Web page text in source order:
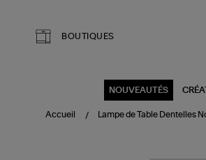
BOUTIQUES
NOUVEAUTÉS
Accueil Lampe de Table Dentelles